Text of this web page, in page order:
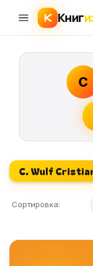
Книг
C
C. Wulf
Сортировка: